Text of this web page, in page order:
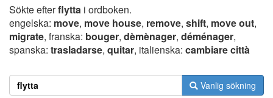
Sökte efterflytta i ordboken.
engelska: move, move house, remove, shift, move out,
migrate, franska: bouger, dèmènager, déménager,
spanska: trasladarse, quitar, italienska: cambiare città
Vanlig sökning